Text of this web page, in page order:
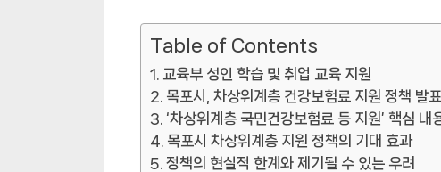
Table of Contents
교육부 성인 학습 및 취업 교육 지원
목포시, 차상위계층 건강보험료 지원 정책 발
‘차상위계층 국민건강보험료 등 지원’ 핵심 내
목포시 차상위계층 지원 정책의 기대 효과
정책의 현실적 한계와 제기될 수 있는 우려